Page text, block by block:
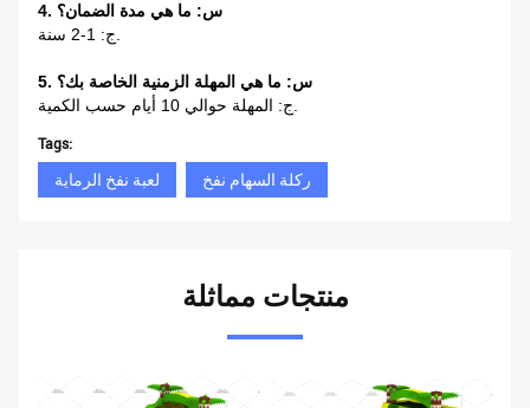
4. س: ما هي مدة الضمان؟
ج: 1-2 سنة.
5. س: ما هي المهلة الزمنية الخاصة بك؟
ج: المهلة حوالي 10 أيام حسب الكمية.
Tags:
لعبة نفخ الرماية ركلة السهام نفخ
منتجات مماثلة